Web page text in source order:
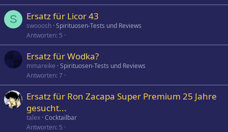
S Ersatz für Licor 43
swooosh Spirituosen-Tests und Reviews
Antworten 5
Ersatz für Wodka?
mmareike Spirituosen-Tests und Reviews
Antworten 7
Ersatz für Ron Zacapa Super Premium 25 Jahre
gesucht...
talex Cocktailbar
Antworten 5